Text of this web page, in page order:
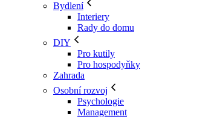
Bydlení
Interiery
Rady do domu
DIY
Pro kutily
Pro hospodyňky
Zahrada
Osobní rozvoj
Psychologie
Management